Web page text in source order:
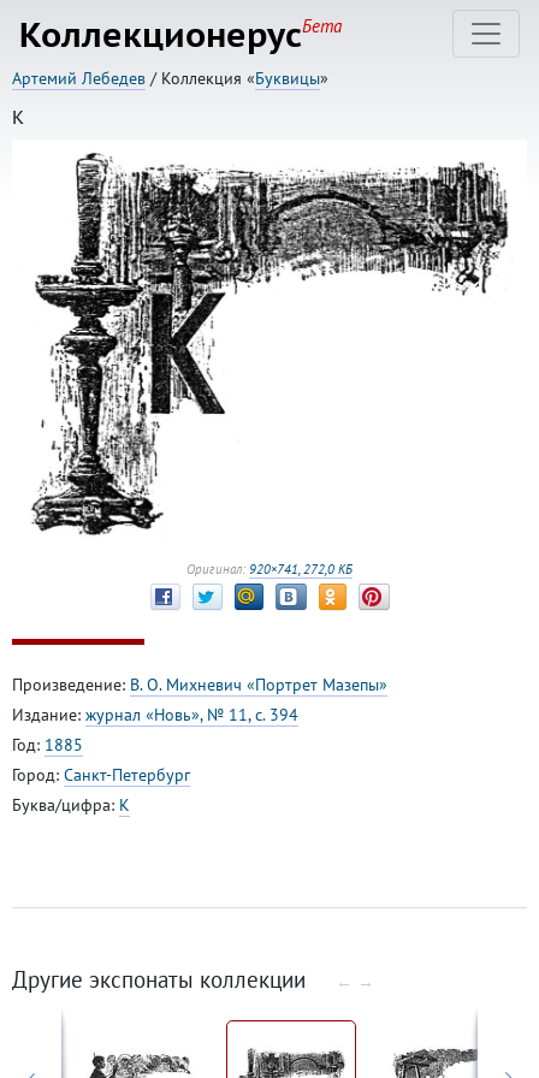
КоллекционерусБета
Артемий Лебедев / Коллекция «Буквицы»
К
Оригинал: 920×741, 272,0 КБ
Произведение: В. О. Михневич «Портрет Мазепы»
Издание: журнал «Новь», № 11, с. 394
Год: 1885
Город: Санкт-Петербург
Буква/цифра: К
Другие экспонаты коллекции ← →